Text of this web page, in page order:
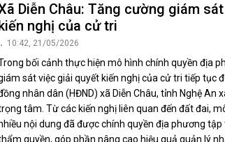
Diễn Châu: Tăng cường giám
nghị của cử tri
10:42, 21/05/2026
bối cảnh thực hiện mô hình chính quyền địa
sát việc giải quyết kiến nghị của cử tri tiếp tục
nhân dân (HĐND) xã Diễn Châu, tỉnh Nghệ An
tâm. Từ các kiến nghị liên quan đến đất đai,
nội dung đã được chính quyền địa phương
quyền, góp phần nâng cao hiệu quả quản lý